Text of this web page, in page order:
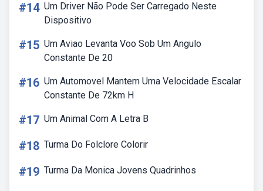
#14 Um Driver Não Pode Ser Carregado Neste
Dispositivo
#15 Um Aviao Levanta Voo Sob Um Angulo
Constante De 20
#16 Um Automovel Mantem Uma Velocidade Escalar
Constante De 72km H
#17 Um Animal Com A Letra B
#18 Turma Do Folclore Colorir
#19 Turma Da Monica Jovens Quadrinhos